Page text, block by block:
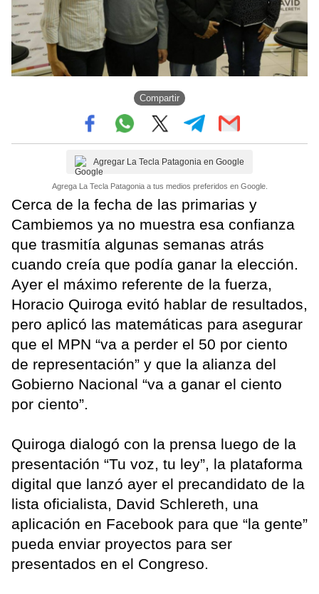
Compartir
Agregar La Tecla Patagonia en Google
Agrega La Tecla Patagonia a tus medios preferidos en Google.
Cerca de la fecha de las primarias y
Cambiemos ya no muestra esa confianza
que trasmitía algunas semanas atrás
cuando creía que podía ganar la elección.
Ayer el máximo referente de la fuerza,
Horacio Quiroga evitó hablar de resultados,
pero aplicó las matemáticas para asegurar
que el MPN “va a perder el 50 por ciento
de representación” y que la alianza del
Gobierno Nacional “va a ganar el ciento
por ciento”.
Quiroga dialogó con la prensa luego de la
presentación “Tu voz, tu ley”, la plataforma
digital que lanzó ayer el precandidato de la
lista oficialista, David Schlereth, una
aplicación en Facebook para que “la gente”
pueda enviar proyectos para ser
presentados en el Congreso.